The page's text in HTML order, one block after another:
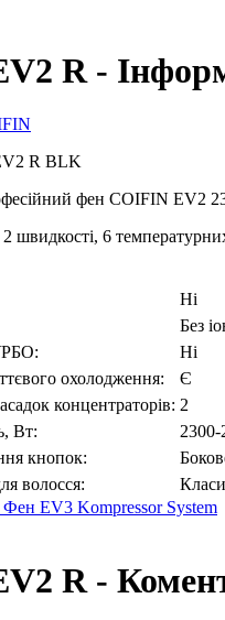
R -
R BLK
фен COIFIN EV2
2 швидкості, 6
Ні
Без
Ні
охолодження:
Є
концентраторів: 2
Вт:
2300-
кнопок:
волосся:
Фен EV3 Kompressor System
R -